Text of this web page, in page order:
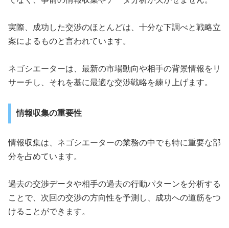
実際、成功した交渉のほとんどは、十分な下調べと戦略立
案によるものと言われています。
ネゴシエーターは、最新の市場動向や相手の背景情報をリ
サーチし、それを基に最適な交渉戦略を練り上げます。
情報収集の重要性
情報収集は、ネゴシエーターの業務の中でも特に重要な部
分を占めています。
過去の交渉データや相手の過去の行動パターンを分析する
ことで、次回の交渉の方向性を予測し、成功への道筋をつ
けることができます。